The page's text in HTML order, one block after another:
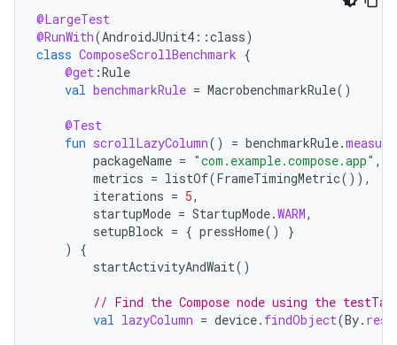
@LargeTest
@RunWith(AndroidJUnit4 ::class)
class ComposeScrollBenchmark {
@get :Rule
val benchmarkRule = MacrobenchmarkRule()
@Test
fun scrollLazyColumn() = benchmarkRule.
packageName = "com.example.compose.app" ,
metrics = listOf(FrameTimingMetric()),
iterations = 5,
startupMode = StartupMode.WARM,
setupBlock = { pressHome()
}
)
{
startActivityAndWait()
// Find the Compose node using the
val lazyColumn = device. findObject(By. res